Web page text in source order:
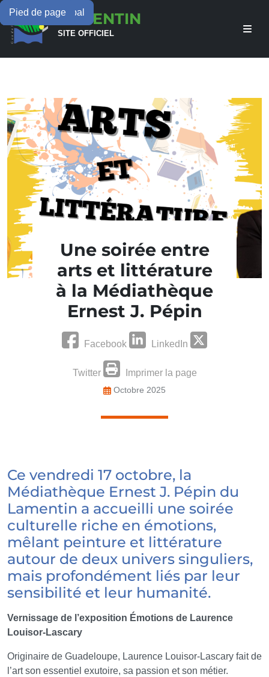
Menu principal
Contenu principal
Pied de pageLAMENTIN
SITE OFFICIEL
Une soirée entre
arts et littérature
à la Médiathèque
Ernest J. Pépin
Facebook LinkedIn
Twitter Imprimer la page
Octobre 2025
Ce vendredi 17 octobre, la
Médiathèque Ernest J. Pépin du
Lamentin a accueilli une soirée
culturelle riche en émotions,
mêlant peinture et littérature
autour de deux univers singuliers,
mais profondément liés par leur
sensibilité et leur humanité.
Vernissage de l’exposition Émotions de Laurence
Louisor-Lascary
Originaire de Guadeloupe, Laurence Louisor-Lascary fait de
l’art son essentiel exutoire, sa passion et son métier.